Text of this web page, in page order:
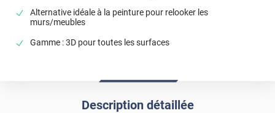
Alternative idéale à la peinture pour relooker les
murs/meubles
Gamme : 3D pour toutes les surfaces
Description détaillée